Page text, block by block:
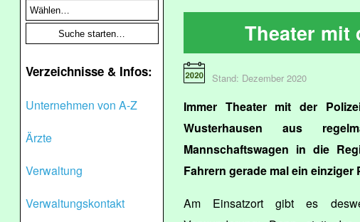
Verzeichnisse & Infos:
Unternehmen von A-Z
Ärzte
Verwaltung
Verwaltungskontakt
Theater mit
Stand: Dezember 2020
Immer Theater mit der
Wusterhausen aus
Mannschaftswagen in die
Fahrern gerade mal ein einziger
Am Einsatzort gibt es